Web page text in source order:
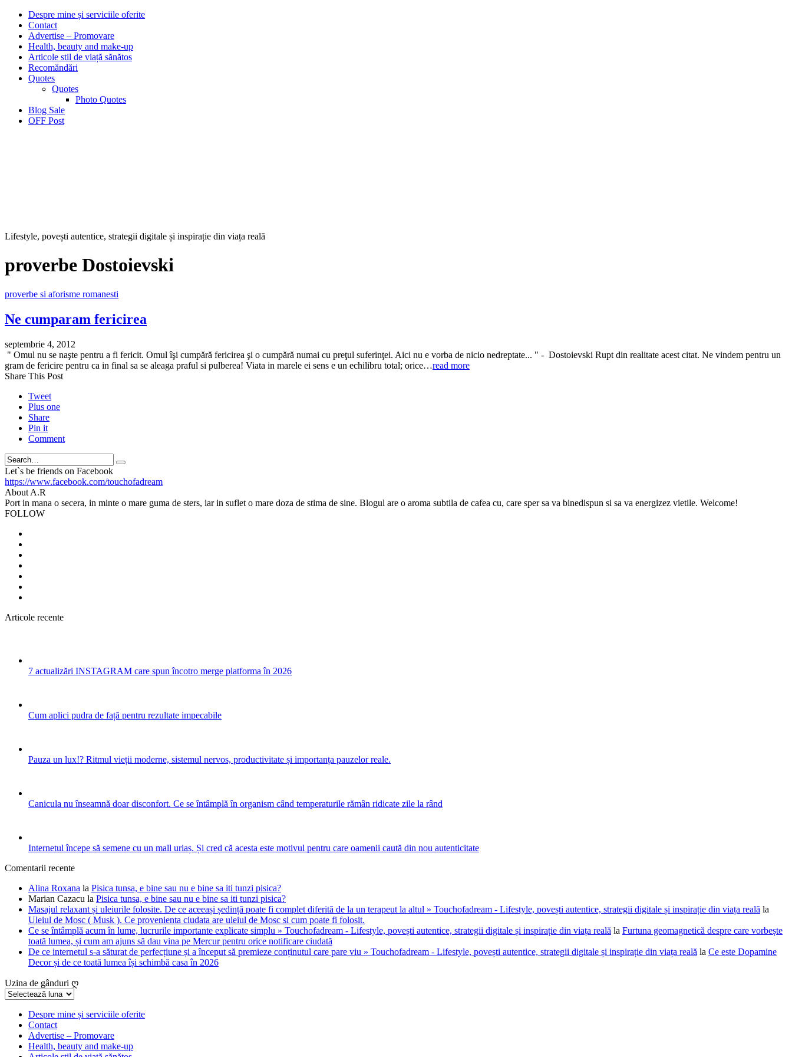
Despre mine și serviciile oferite
Contact
Advertise – Promovare
Health, beauty and make-up
Articole stil de viață sănătos
Recomăndări
Quotes
Quotes
Photo Quotes
Blog Sale
OFF Post
Lifestyle, povești autentice, strategii digitale și inspirație din viața reală
proverbe Dostoievski
proverbe si aforisme romanesti
Ne cumparam fericirea
septembrie 4, 2012
" Omul nu se naşte pentru a fi fericit. Omul îşi cumpără fericirea şi o cumpără numai cu preţul suferinţei. Aici nu e vorba de nicio nedreptate... " - Dostoievski Rupt din realitate acest citat. Ne vindem pentru un
gram de fericire pentru ca in final sa se aleaga praful si pulberea! Viata in marele ei sens e un echilibru total; orice…read more
Share This Post
Tweet
Plus one
Share
Pin it
Comment
Search
Let`s be friends on Facebook
https://www.facebook.com/touchofadream
About A.R
Port in mana o secera, in minte o mare guma de sters, iar in suflet o mare doza de stima de sine. Blogul are o aroma subtila de cafea cu, care sper sa va binedispun si sa va energizez vietile. Welcome!
FOLLOW
Articole recente
7 actualizări INSTAGRAM care spun încotro merge platforma în 2026
Cum aplici pudra de față pentru rezultate impecabile
Pauza un lux!? Ritmul vieții moderne, sistemul nervos, productivitate și importanța pauzelor reale.
Canicula nu înseamnă doar disconfort. Ce se întâmplă în organism când temperaturile rămân ridicate zile la rând
Internetul începe să semene cu un mall uriaș. Și cred că acesta este motivul pentru care oamenii caută din nou autenticitate
Comentarii recente
Alina Roxana la Pisica tunsa, e bine sau nu e bine sa iti tunzi pisica?
Marian Cazacu la Pisica tunsa, e bine sau nu e bine sa iti tunzi pisica?
Masajul relaxant și uleiurile folosite. De ce aceeași ședință poate fi complet diferită de la un terapeut la altul » Touchofadream - Lifestyle, povești autentice, strategii digitale și inspirație din viața reală la
Uleiul de Mosc ( Musk ). Ce provenienta ciudata are uleiul de Mosc si cum poate fi folosit.
Ce se întâmplă acum în lume, lucrurile importante explicate simplu » Touchofadream - Lifestyle, povești autentice, strategii digitale și inspirație din viața reală la Furtuna geomagnetică despre care vorbește
toată lumea, și cum am ajuns să dau vina pe Mercur pentru orice notificare ciudată
De ce internetul s-a săturat de perfecțiune și a început să premieze conținutul care pare viu » Touchofadream - Lifestyle, povești autentice, strategii digitale și inspirație din viața reală la Ce este Dopamine
Decor și de ce toată lumea își schimbă casa în 2026
Uzina de gânduri ღ
Uzina
gânduriDespre mine și serviciile oferite
Contact
Advertise – Promovare
Health, beauty and make-up